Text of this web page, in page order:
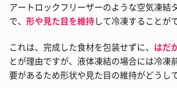
アートロックフリーザーのような空気凍結
で、 形や見た目を維持して冷凍することが
これは、完成した食材を包装せずに、 はだ
とが理由ですが、液体凍結の場合には冷凍
要があるため形状や見た目の維持がどうし